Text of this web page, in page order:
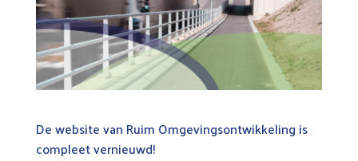
De website van Ruim Omgevingsontwikkeling is
compleet vernieuwd!